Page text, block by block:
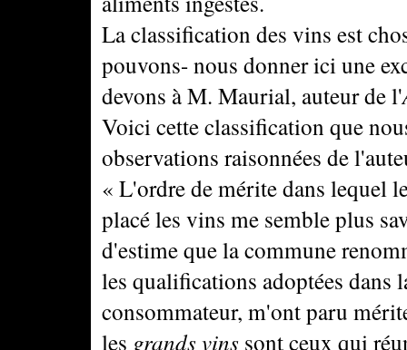
La classification des vins est
pouvons- nous donner ici une
devons à M. Maurial, auteur de l'
Voici cette classification que
observations raisonnées de
« L'ordre de mérite dans lequel
placé les vins me semble plus
d'estime que la commune
les qualifications adoptées dans
consommateur, m'ont paru
les grands vins sont ceux qui